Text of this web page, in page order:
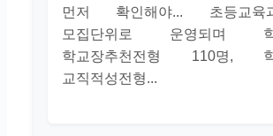
먼저 확인해야... 초등교
모집단위로 운영되며 학
학교장추천전형 110명, 학
교직적성전형...